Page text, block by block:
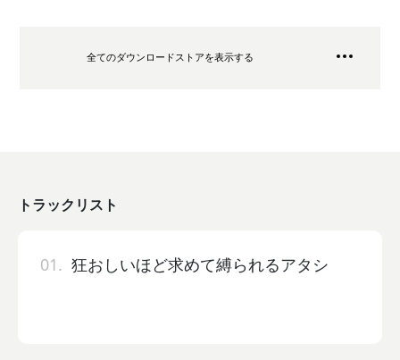
全てのダウンロードストアを表示する
トラックリスト
01. 狂おしいほど求めて縛られるアタシ